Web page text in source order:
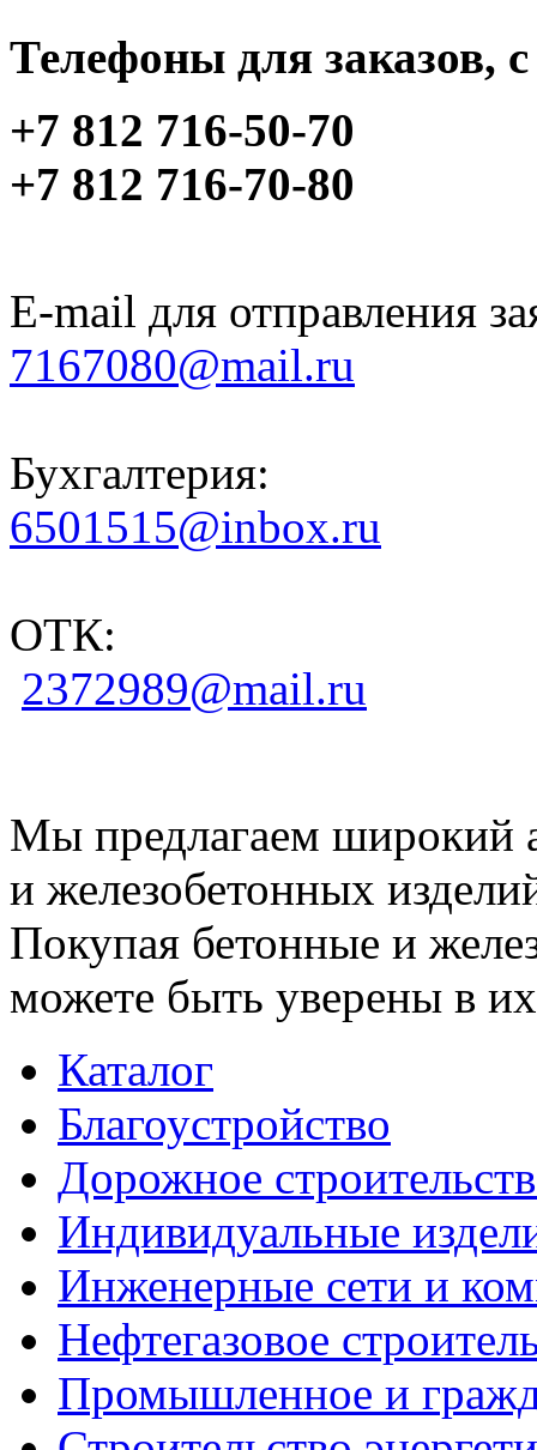
Телефоны для заказов,
+7 812 716-50-70
+7 812 716-70-80
E-mail для отправления
7167080@mail.ru
Бухгалтерия:
6501515@inbox.ru
ОТК:
2372989@mail.ru
Мы предлагаем широкий
и железобетонных
Покупая бетонные и
можете быть уверены в их
Каталог
Благоустройство
Дорожное
Индивидуальные
Инженерные сети и
Нефтегазовое
Промышленное и